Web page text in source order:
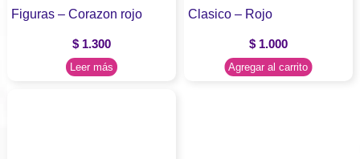
Figuras – Corazon rojo
$ 1.300
Leer más
Clasico – Rojo
$1.000
Agregar al carrito